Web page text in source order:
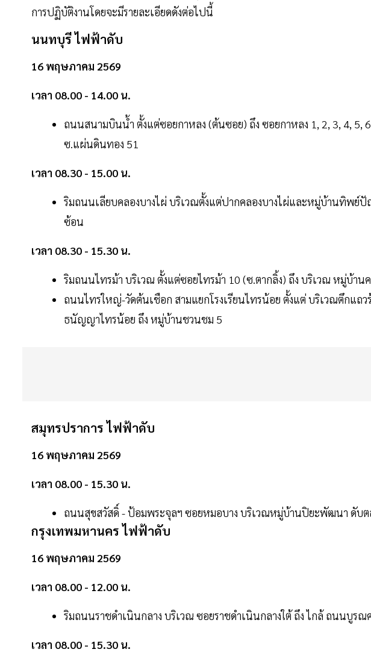
การปฏิบัติงานโดยจะมีรายละเอียดดังต่อไปนี้
นนทบุรี ไฟฟ้าดับ
16 พฤษภาคม 2569
เวลา 08.00 - 14.00 น.
ถนนสนามบินน้ำ ตั้งแต่ซอยกาหลง (ต้นซอย) ถึง ซอยกาหลง 1, 2, 3, 4, 5,
ซ.แผ่นดินทอง 51
เวลา 08.30 - 15.00 น.
ริมถนนเลียบคลองบางไผ่ บริเวณตั้งแต่ปากคลองบางไผ่และหมู่บ้านทิพย์ปั
ซ้อน
เวลา 08.30 - 15.30 น.
ริมถนนไทรม้า บริเวณ ตั้งแต่ซอยไทรม้า 10 (ซ.ตากลิ้ง) ถึง บริเวณ หมู่บ้าน
ถนนไทรใหญ่-วัดต้นเชือก สามแยกโรงเรียนไทรน้อย ตั้งแต่ บริเวณตึกแถ
ธนัญญาไทรน้อย ถึง หมู่บ้านชวนชม 5
สมุทรปราการ ไฟฟ้าดับ
16 พฤษภาคม 2569
เวลา 08.00 - 15.30 น.
ถนนสุขสวัสดิ์ - ป้อมพระจุลฯ ซอยหมอบาง บริเวณหมู่บ้านปิยะพัฒนา ดับ
กรุงเทพมหานคร ไฟฟ้าดับ
16 พฤษภาคม 2569
เวลา 08.00 - 12.00 น.
ริมถนนราชดำเนินกลาง บริเวณ ซอยราชดำเนินกลางใต้ ถึง ไกล้ ถนนบูรณ
เวลา 08.00 - 15.30 น.